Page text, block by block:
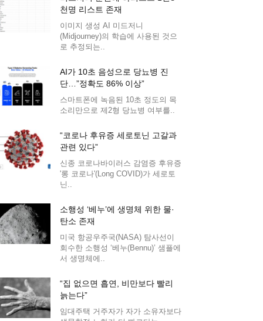
천명 리스트 존재
이미지 생성 AI 미드저니
(Midjourney)의 학습에 사용된 것으
로 추정되는..
AI가 10초 음성으로 당뇨병 진
단…”정확도 86% 이상”
스마트폰에 녹음된 10초 정도의 목
소리만으로 제2형 당뇨병 여부를..
“코로나 후유증 세로토닌 고갈과
관련 있다”
신종 코로나바이러스 감염증 후유증
'롱 코로나'(Long COVID)가 세로토
닌..
소행성 ‘베누’에 생명체 위한 물·
탄소 존재
미국 항공우주국(NASA) 탐사선이
회수한 소행성 ‘베누(Bennu)’ 샘플에
서 생명체에..
“집 없으면 흡연, 비만보다 빨리
늙는다”
임대주택 거주자가 자가 소유자보다